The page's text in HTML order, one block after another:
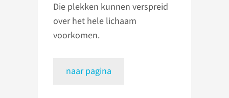
Die plekken kunnen verspreid
over het hele lichaam
voorkomen.
naar pagina